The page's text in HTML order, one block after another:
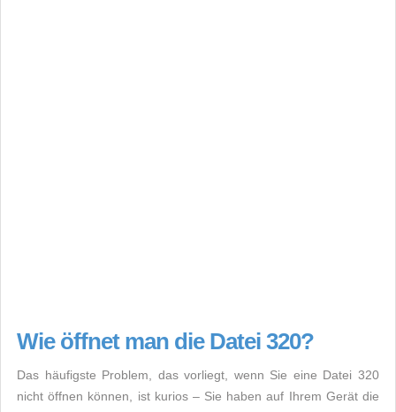
Wie öffnet man die Datei 320?
Das häufigste Problem, das vorliegt, wenn Sie eine Datei 320
nicht öffnen können, ist kurios – Sie haben auf Ihrem Gerät die